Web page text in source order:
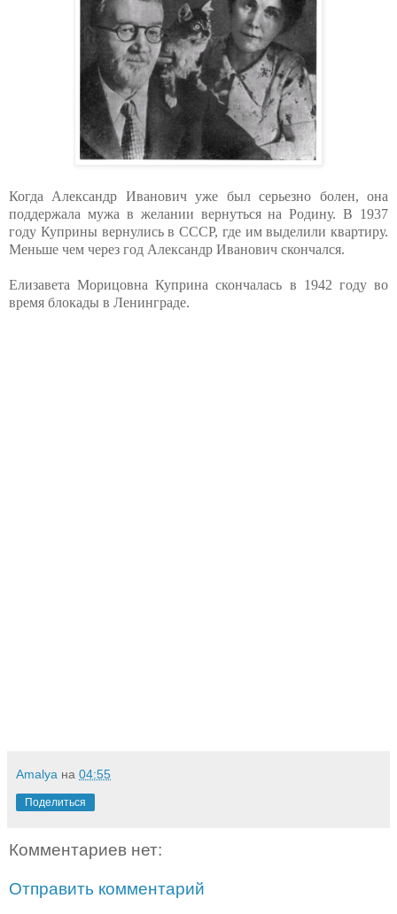
Когда Александр Иванович уже был серьезно болен, она
поддержала мужа в желании вернуться на Родину. В 1937
году Куприны вернулись в СССР, где им выделили квартиру.
Меньше чем через год Александр Иванович скончался.
Елизавета Морицовна Куприна скончалась в 1942 году во
время блокады в Ленинграде.
Amalya на 04:55
Поделиться
Комментариев нет:
Отправить комментарий